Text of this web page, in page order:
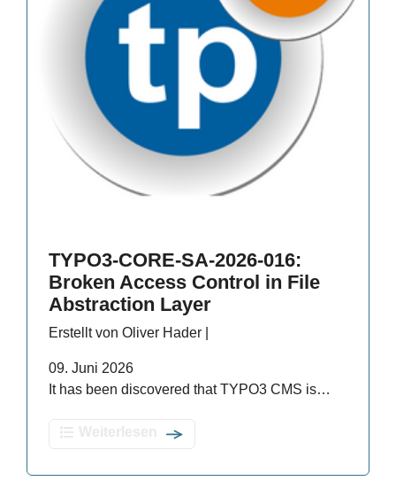
TYPO3-CORE-SA-2026-016:
Broken Access Control in File
Abstraction Layer
Erstellt von Oliver Hader |
09. Juni 2026
It has been discovered that TYPO3 CMS is…